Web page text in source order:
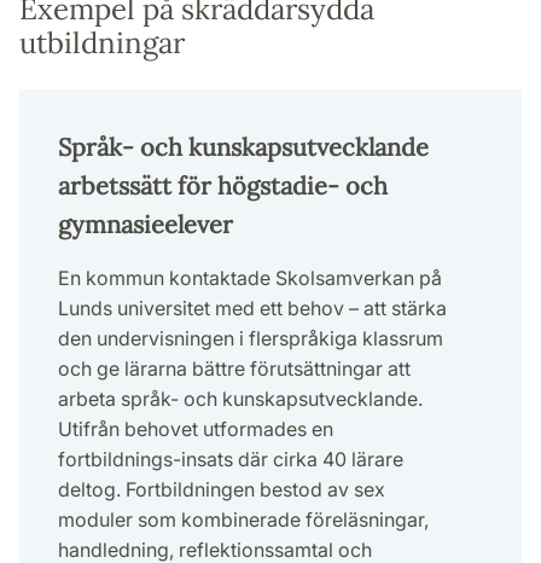
Exempel på skräddarsydda
utbildningar
Språk- och kunskapsutvecklande
arbetssätt för högstadie- och
gymnasieelever
En kommun kontaktade Skolsamverkan på
Lunds universitet med ett behov – att stärka
den undervisningen i flerspråkiga klassrum
och ge lärarna bättre förutsättningar att
arbeta språk- och kunskapsutvecklande.
Utifrån behovet utformades en
fortbildnings-insats där cirka 40 lärare
deltog. Fortbildningen bestod av sex
moduler som kombinerade föreläsningar,
handledning, reflektionssamtal och